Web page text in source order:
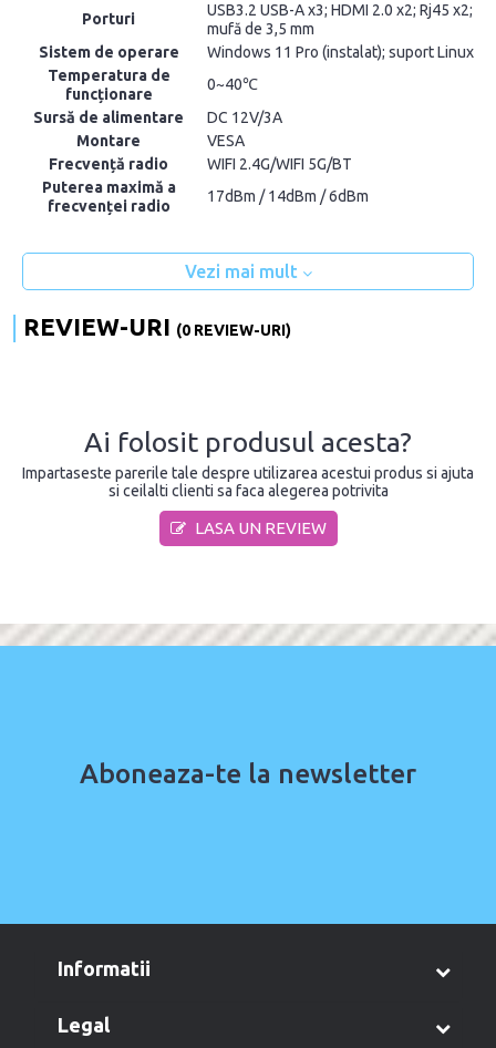
Porturi
USB3.2 USB-A x3; HDMI 2.0 x2; Rj45 x2;
mufă de 3,5 mm
Sistem de operare
Windows 11 Pro (instalat); suport Linux
Temperatura de
funcționare
0~40℃
Sursă de alimentare
DC 12V/3A
Montare
VESA
Frecvență radio
WIFI 2.4G/WIFI 5G/BT
Puterea maximă a
frecvenței radio
17dBm / 14dBm / 6dBm
Vezi mai mult
REVIEW-URI (0 REVIEW-URI)
Ai folosit produsul acesta?
Impartaseste parerile tale despre utilizarea acestui produs si ajuta
si ceilalti clienti sa faca alegerea potrivita
LASA UN REVIEW
Aboneaza-te la newsletter
informatii
legal